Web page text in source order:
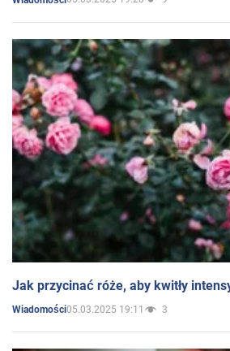
Jak przycinać róże, aby kwitły
Wiadomości05.03.2025 19:11 3